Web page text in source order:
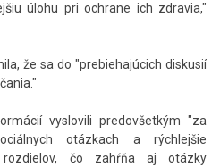
úlohu pri ochrane ich zdravia,"
že sa do "prebiehajúcich diskusií
vyslovili predovšetkým "za
otázkach a rýchlejšie
rozdielov, čo zahŕňa aj otázky